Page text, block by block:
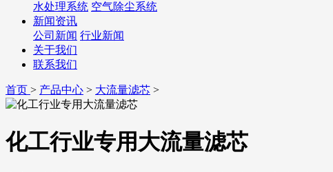
水处理系统 空气除尘系统
新闻资讯
公司新闻 行业新闻
关于我们
联系我们
首页 > 产品中心 > 大流量滤芯 >
化工行业专用大流量滤芯